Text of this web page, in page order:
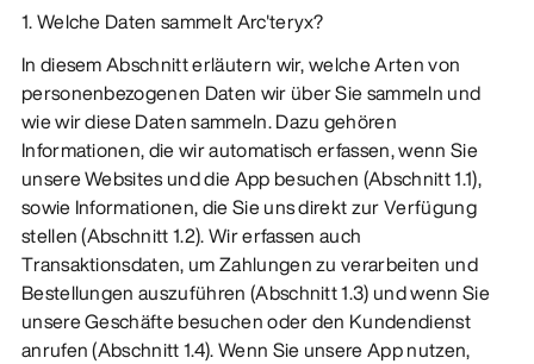
1. Welche Daten sammelt Arc'teryx?
In diesem Abschnitt erläutern wir, welche Arten von
personenbezogenen Daten wir über Sie sammeln und
wie wir diese Daten sammeln. Dazu gehören
Informationen, die wir automatisch erfassen, wenn Sie
unsere Websites und die App besuchen (Abschnitt 1.1),
sowie Informationen, die Sie uns direkt zur Verfügung
stellen (Abschnitt 1.2). Wir erfassen auch
Transaktionsdaten, um Zahlungen zu verarbeiten und
Bestellungen auszuführen (Abschnitt 1.3) und wenn Sie
unsere Geschäfte besuchen oder den Kundendienst
anrufen (Abschnitt 1.4). Wenn Sie unsere App nutzen,